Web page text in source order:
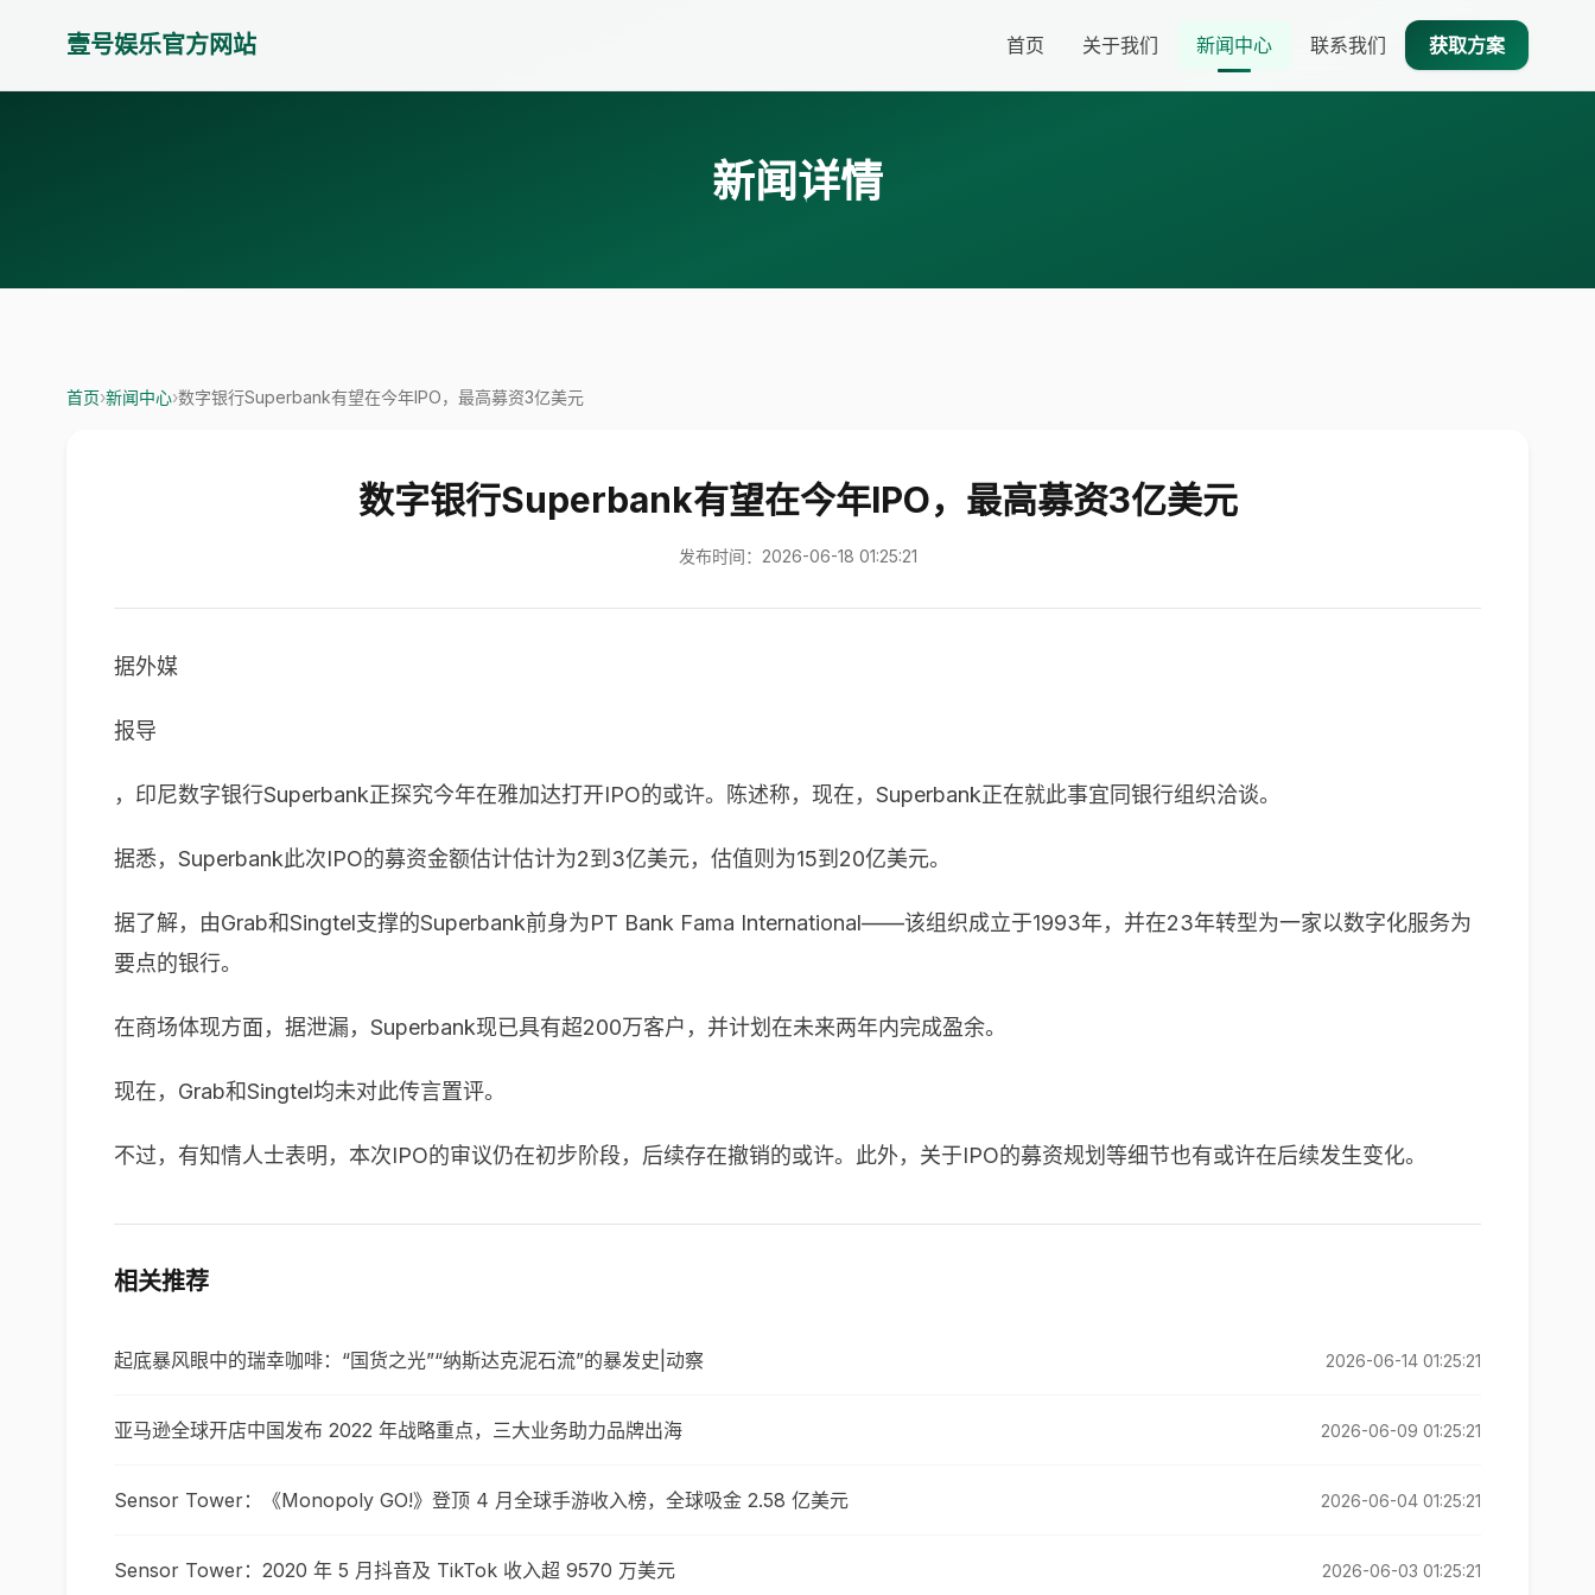
壹号娱乐官方网站 首页 关于我们 新闻中心 联系我们 获取方案
新闻详情
首页›新闻中心›数字银行Superbank有望在今年IPO，最高募资3亿美元
数字银行Superbank有望在今年IPO，最高募资3亿美元
发布时间：2026-06-18 01:25:21
据外媒
报导
，印尼数字银行Superbank正探究今年在雅加达打开IPO的或许。陈述称，现在，Superbank正在就此事宜同银行组织洽谈。
据悉，Superbank此次IPO的募资金额估计估计为2到3亿美元，估值则为15到20亿美元。
据了解，由Grab和Singtel支撑的Superbank前身为PT Bank Fama International——该组织成立于1993年，并在23年转型为一家以数字化服务为
要点的银行。
在商场体现方面，据泄漏，Superbank现已具有超200万客户，并计划在未来两年内完成盈余。
现在，Grab和Singtel均未对此传言置评。
不过，有知情人士表明，本次IPO的审议仍在初步阶段，后续存在撤销的或许。此外，关于IPO的募资规划等细节也有或许在后续发生变化。
相关推荐
起底暴风眼中的瑞幸咖啡：“国货之光”“纳斯达克泥石流”的暴发史|动察 2026-06-14 01:25:21
亚马逊全球开店中国发布 2022 年战略重点，三大业务助力品牌出海 2026-06-09 01:25:21
Sensor Tower：《Monopoly GO!》登顶 4 月全球手游收入榜，全球吸金 2.58 亿美元 2026-06-04 01:25:21
Sensor Tower：2020 年 5 月抖音及 TikTok 收入超 9570 万美元 2026-06-03 01:25:21